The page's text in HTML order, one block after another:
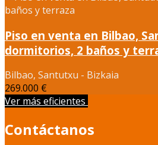
Piso en venta en Bilbao,
dormitorios, 2 baños y
Bilbao, Santutxu - Bizkaia
269.000 €
Ver más eficientes
Contáctanos